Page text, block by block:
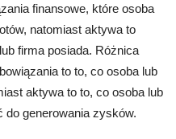
finansowe, które osoba
natomiast aktywa to
firma posiada. Różnica
to to, co osoba lub
aktywa to to, co osoba lub
generowania zysków.